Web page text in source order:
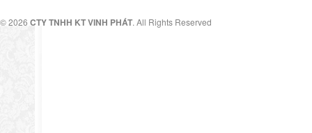
© 2026 CTY TNHH KT VINH PHÁT. All Rights Reserved